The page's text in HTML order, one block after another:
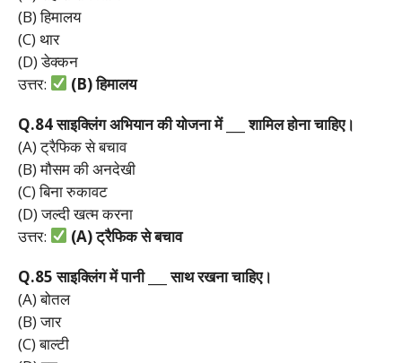
(B) हिमालय
(C) थार
(D) डेक्कन
उत्तर:
(B)हिमालय
Q.84साइक्लिंगअभियानकीयोजनामें ___शामिलहोनाचाहिए।
(A) ट्रैफिक से बचाव
(B) मौसम की अनदेखी
(C) बिना रुकावट
(D) जल्दी खत्म करना
उत्तर:
(A)ट्रैफिकसेबचाव
Q.85साइक्लिंगमेंपानी ___साथरखनाचाहिए।
(A) बोतल
(B) जार
(C) बाल्टी